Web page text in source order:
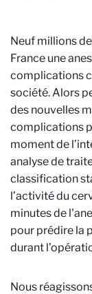
Neuf millions
France une
complications
société. Alors
des nouvelles
complications
moment de
analyse de
classification
l’activité du
minutes de
pour prédire la
durant
Nous